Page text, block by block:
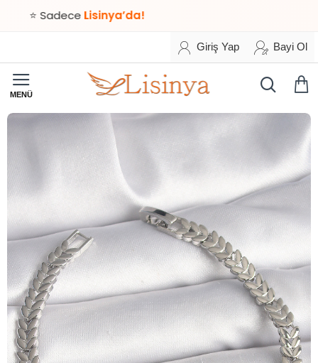
SadeceLisinya’da!
Giriş Yap Bayi Ol